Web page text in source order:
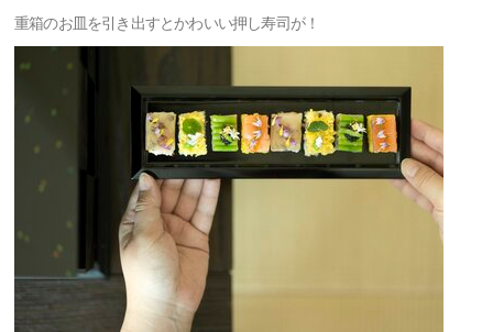
重箱のお皿を引き出すとかわいい押し寿司が！